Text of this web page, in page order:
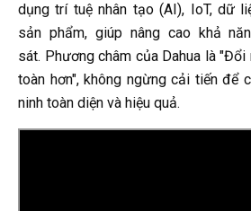
dụng trí tuệ nhân tạo (AI), IoT, dữ
sản phẩm, giúp nâng cao khả
sát. Phương châm của Dahua là
toàn hơn", không ngừng cải tiến để
ninh toàn diện và hiệu quả.